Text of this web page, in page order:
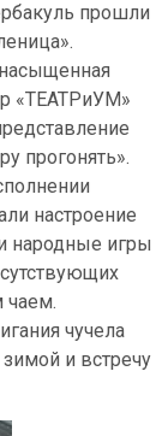
прошли
«ТЕАТРиУМ»
прогонять».
настроение
народные игры
чаем.
чучела
и встречу